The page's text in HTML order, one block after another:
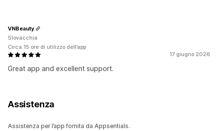
17 giugno 2026
Great app and excellent support.
VNBeauty
Slovacchia
Circa 15 ore di utilizzo dell’app
Assistenza
Assistenza per l’app fornita da Appsentials.